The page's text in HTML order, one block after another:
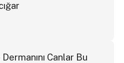
Canlar Bu